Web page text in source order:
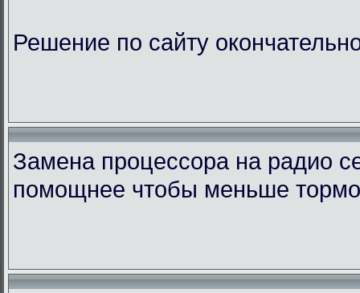
Решение по сайту
Замена процессора на радио
помощнее чтобы меньше